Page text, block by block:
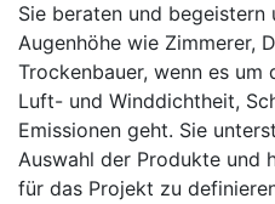
Sie beraten und begeistern
Augenhöhe wie Zimmerer,
Trockenbauer, wenn es
Luft- und Winddichtheit,
Emissionen geht. Sie
Auswahl der Produkte und
für das Projekt zu